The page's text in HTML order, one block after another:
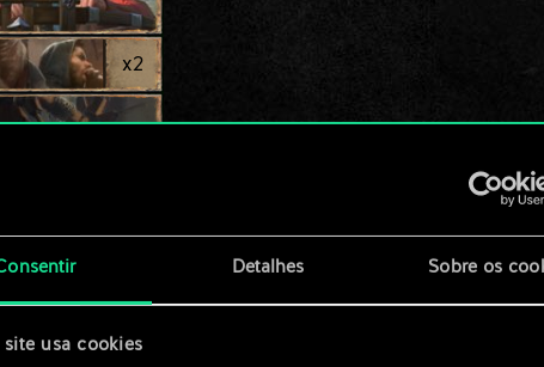
Detalhes Sobre os
site usa cookies
x2
x2